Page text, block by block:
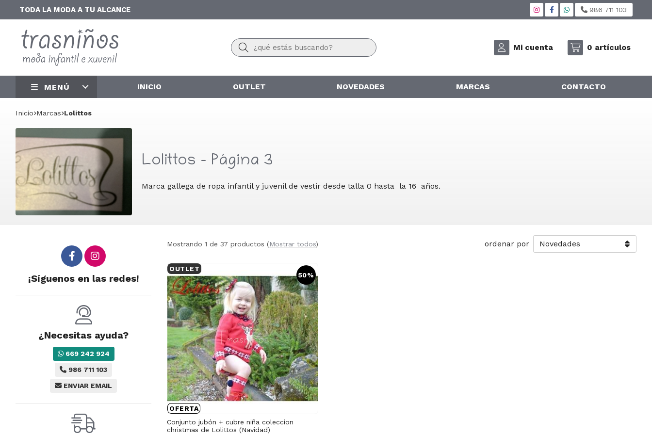
TODA LA MODA A TU ALCANCE 986 711 103
Buscar Mi cuenta 0 artículos
MENÚ INICIO OUTLET NOVEDADES MARCAS CONTACTO
Inicio marcas Lolittos
Lolittos - Página 3
Marca gallega de ropa infantil y juvenil de vestir desde talla 0 hasta la 16 años.
Mostrando 1 de 37 productos (Mostrar todos) ordenar por
50%
OFERTA
OUTLET
Conjunto jubón + cubre niña coleccion
christmas de Lolittos (Navidad)
¡Síguenos en las redes!
¿Necesitas ayuda?
669 242 924
986 711 103
ENVIAR EMAIL